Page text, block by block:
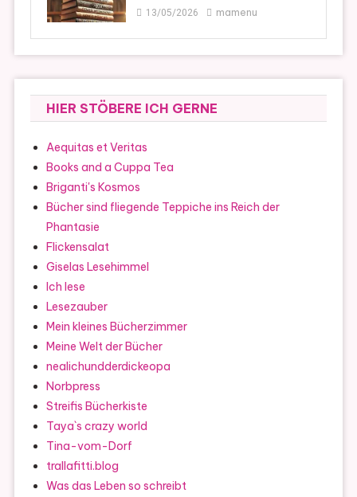
13/05/2026 mamenu
HIER STÖBERE ICH GERNE
Aequitas et Veritas
Books and a Cuppa Tea
Briganti's Kosmos
Bücher sind fliegende Teppiche ins Reich der
Phantasie
Flickensalat
Giselas Lesehimmel
Ich lese
Lesezauber
Mein kleines Bücherzimmer
Meine Welt der Bücher
nealichundderdickeopa
Norbpress
Streifis Bücherkiste
Taya`s crazy world
Tina-vom-Dorf
trallafitti.blog
Was das Leben so schreibt